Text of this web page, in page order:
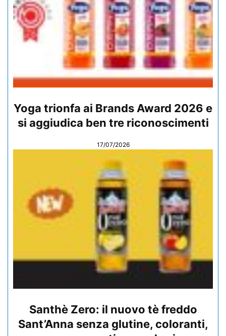
Yoga trionfa ai Brands Award 2026 e
si aggiudica ben tre riconoscimenti
17/07/2026
Santhè Zero: il nuovo tè freddo
Sant’Anna senza glutine, coloranti,